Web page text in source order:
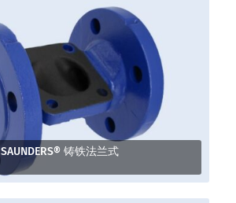
SAUNDERS® 铸铁法兰式